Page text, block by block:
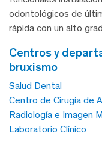
odontológicos de
rápida con un alto
centros y departamentos relacionados
bruxismo
Salud Dental
Centro de Cirugía de
Radiología e Imagen
Laboratorio Clínico